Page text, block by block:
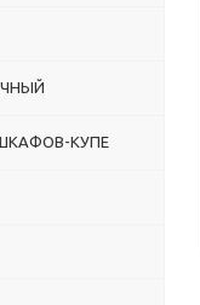
КУПЕ